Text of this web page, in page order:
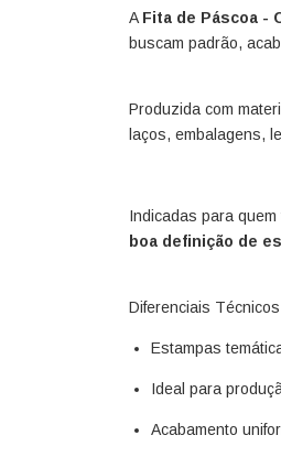
A Fita de Páscoa -
buscam padrão,
Produzida com
laços, embalagens,
Indicadas para quem
boa definição de
Diferenciais Técnicos
Estampas
Ideal para
Acabamento